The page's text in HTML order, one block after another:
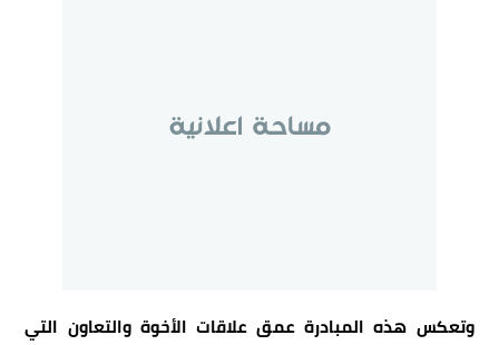
وتعكس هذه المبادرة عمق علاقات الأخوة والتعاون التي